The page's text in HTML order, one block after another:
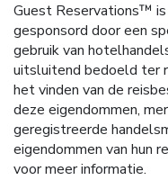
Guest Reservations™
gesponsord door een
gebruik van
uitsluitend bedoeld ter
het vinden van de
deze eigendommen,
geregistreerde
eigendommen van hun
voor meer informatie.